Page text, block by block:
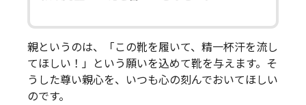
親というのは、「この靴を履いて、精一杯汗を流し
てほしい！」という願いを込めて靴を与えます。そ
うした尊い親心を、いつも心の刻んでおいてほしい
のです。